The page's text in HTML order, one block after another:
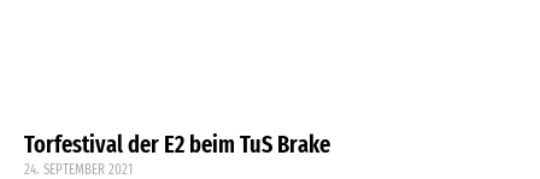
Torfestival der E2 beim TuS Brake
24. SEPTEMBER 2021